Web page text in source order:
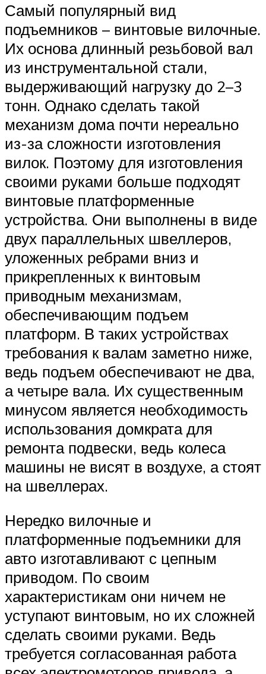
Самый популярный вид
подъемников – винтовые вилочные.
Их основа длинный резьбовой вал
из инструментальной стали,
выдерживающий нагрузку до 2–3
тонн. Однако сделать такой
механизм дома почти нереально
из-за сложности изготовления
вилок. Поэтому для изготовления
своими руками больше подходят
винтовые платформенные
устройства. Они выполнены в виде
двух параллельных швеллеров,
уложенных ребрами вниз и
прикрепленных к винтовым
приводным механизмам,
обеспечивающим подъем
платформ. В таких устройствах
требования к валам заметно ниже,
ведь подъем обеспечивают не два,
а четыре вала. Их существенным
минусом является необходимость
использования домкрата для
ремонта подвески, ведь колеса
машины не висят в воздухе, а стоят
на швеллерах.
Нередко вилочные и
платформенные подъемники для
авто изготавливают с цепным
приводом. По своим
характеристикам они ничем не
уступают винтовым, но их сложней
сделать своими руками. Ведь
требуется согласованная работа